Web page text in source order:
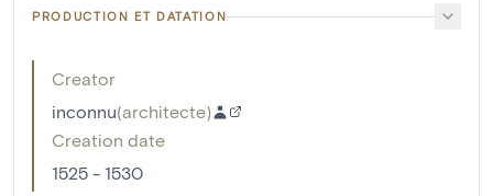
PRODUCTION ET DATATION
Creator
inconnu(architecte)
Creation date
1525 - 1530